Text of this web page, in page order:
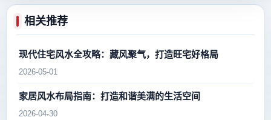
相关推荐
现代住宅风水全攻略：藏风聚气，打造旺宅好格局
2026-05-01
家居风水布局指南：打造和谐美满的生活空间
2026-04-30